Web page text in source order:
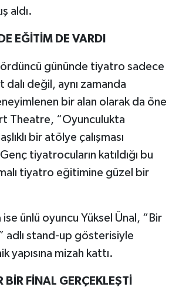
aldı.
EĞİTİM DE VARDI
gününde tiyatro sadece
dalı değil, aynı zamanda
bir alan olarak da öne
Theatre, “Oyunculukta
bir atölye çalışması
tiyatrocuların katıldığı bu
tiyatro eğitimine güzel bir
ünlü oyuncu Yüksel Ünal, “Bir
adlı stand-up gösterisiyle
yapısına mizah kattı.
FİNAL GERÇEKLEŞTİ